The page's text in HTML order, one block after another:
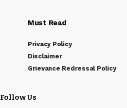
Must Read
Privacy Policy
Disclaimer
Grievance Redressal Policy
Follow Us